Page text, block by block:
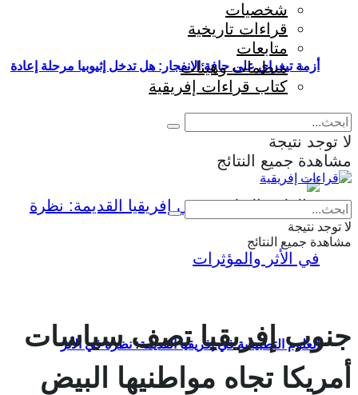
أزمة تيغراي على حافة الانفجار: هل تدخل إثيوبيا مرحلة إعادة
إنتاج الحرب؟
العلوم التطبيقية في إفريقيا القديمة: نظرة في الأثر
شخصيات
قراءات تاريخية
متابعات
منظمات وهيئات
كتاب قراءات إفريقية
لا توجد نتيجة
مشاهدة جميع النتائج
لا توجد نتيجة
مشاهدة جميع النتائج
جنوب إفريقيا تصف سياسات
أمريكا تجاه مواطنيها البيض